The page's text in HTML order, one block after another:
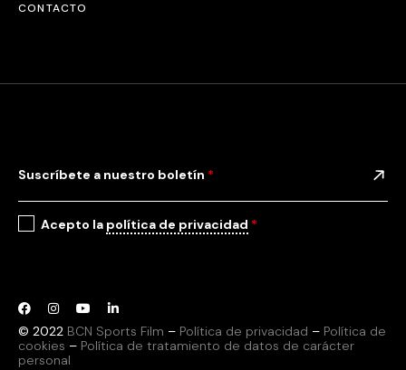
CONTACTO
© 2022 BCN Sports Film – Política de privacidad – Política de
cookies – Política de tratamiento de datos de carácter
personal
Suscríbete a nuestro boletín *
Acepto la política de privacidad *